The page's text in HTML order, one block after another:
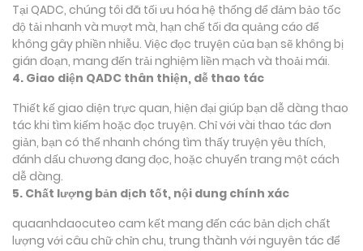
Tại QADC, chúng tôi đã tối ưu hóa hệ thống để đảm bảo tốc
độ tải nhanh và mượt mà, hạn chế tối đa quảng cáo để
không gây phiền nhiễu. Việc đọc truyện của bạn sẽ không bị
gián đoạn, mang đến trải nghiệm liền mạch và thoải mái.
4. Giao diện QADC thân thiện, dễ thao tác
Thiết kế giao diện trực quan, hiện đại giúp bạn dễ dàng thao
tác khi tìm kiếm hoặc đọc truyện. Chỉ với vài thao tác đơn
giản, bạn có thể nhanh chóng tìm thấy truyện yêu thích,
đánh dấu chương đang đọc, hoặc chuyển trang một cách
dễ dàng.
5. Chất lượng bản dịch tốt, nội dung chính xác
quaanhdaocuteo cam kết mang đến các bản dịch chất
lượng với câu chữ chỉn chu, trung thành với nguyên tác để